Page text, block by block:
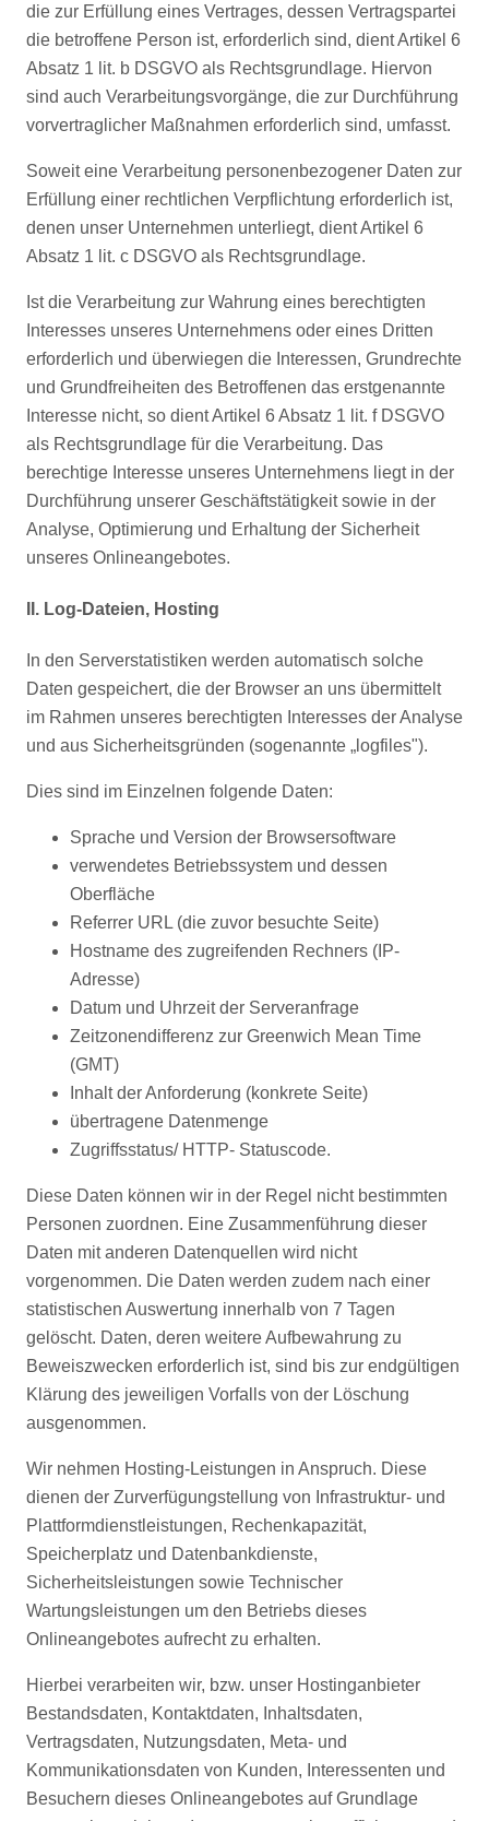
die zur Erfüllung eines Vertrages, dessen Vertragspartei
die betroffene Person ist, erforderlich sind, dient Artikel 6
Absatz 1 lit. b DSGVO als Rechtsgrundlage. Hiervon
sind auch Verarbeitungsvorgänge, die zur Durchführung
vorvertraglicher Maßnahmen erforderlich sind, umfasst.
Soweit eine Verarbeitung personenbezogener Daten zur
Erfüllung einer rechtlichen Verpflichtung erforderlich ist,
denen unser Unternehmen unterliegt, dient Artikel 6
Absatz 1 lit. c DSGVO als Rechtsgrundlage.
Ist die Verarbeitung zur Wahrung eines berechtigten
Interesses unseres Unternehmens oder eines Dritten
erforderlich und überwiegen die Interessen, Grundrechte
und Grundfreiheiten des Betroffenen das erstgenannte
Interesse nicht, so dient Artikel 6 Absatz 1 lit. f DSGVO
als Rechtsgrundlage für die Verarbeitung. Das
berechtige Interesse unseres Unternehmens liegt in der
Durchführung unserer Geschäftstätigkeit sowie in der
Analyse, Optimierung und Erhaltung der Sicherheit
unseres Onlineangebotes.
II. Log-Dateien, Hosting
In den Serverstatistiken werden automatisch solche
Daten gespeichert, die der Browser an uns übermittelt
im Rahmen unseres berechtigten Interesses der Analyse
und aus Sicherheitsgründen (sogenannte „logfiles").
Dies sind im Einzelnen folgende Daten:
Sprache und Version der Browsersoftware
verwendetes Betriebssystem und dessen
Oberfläche
Referrer URL (die zuvor besuchte Seite)
Hostname des zugreifenden Rechners (IP-
Adresse)
Datum und Uhrzeit der Serveranfrage
Zeitzonendifferenz zur Greenwich Mean Time
(GMT)
Inhalt der Anforderung (konkrete Seite)
übertragene Datenmenge
Zugriffsstatus/ HTTP- Statuscode.
Diese Daten können wir in der Regel nicht bestimmten
Personen zuordnen. Eine Zusammenführung dieser
Daten mit anderen Datenquellen wird nicht
vorgenommen. Die Daten werden zudem nach einer
statistischen Auswertung innerhalb von 7 Tagen
gelöscht. Daten, deren weitere Aufbewahrung zu
Beweiszwecken erforderlich ist, sind bis zur endgültigen
Klärung des jeweiligen Vorfalls von der Löschung
ausgenommen.
Wir nehmen Hosting-Leistungen in Anspruch. Diese
dienen der Zurverfügungstellung von Infrastruktur- und
Plattformdienstleistungen, Rechenkapazität,
Speicherplatz und Datenbankdienste,
Sicherheitsleistungen sowie Technischer
Wartungsleistungen um den Betriebs dieses
Onlineangebotes aufrecht zu erhalten.
Hierbei verarbeiten wir, bzw. unser Hostinganbieter
Bestandsdaten, Kontaktdaten, Inhaltsdaten,
Vertragsdaten, Nutzungsdaten, Meta- und
Kommunikationsdaten von Kunden, Interessenten und
Besuchern dieses Onlineangebotes auf Grundlage